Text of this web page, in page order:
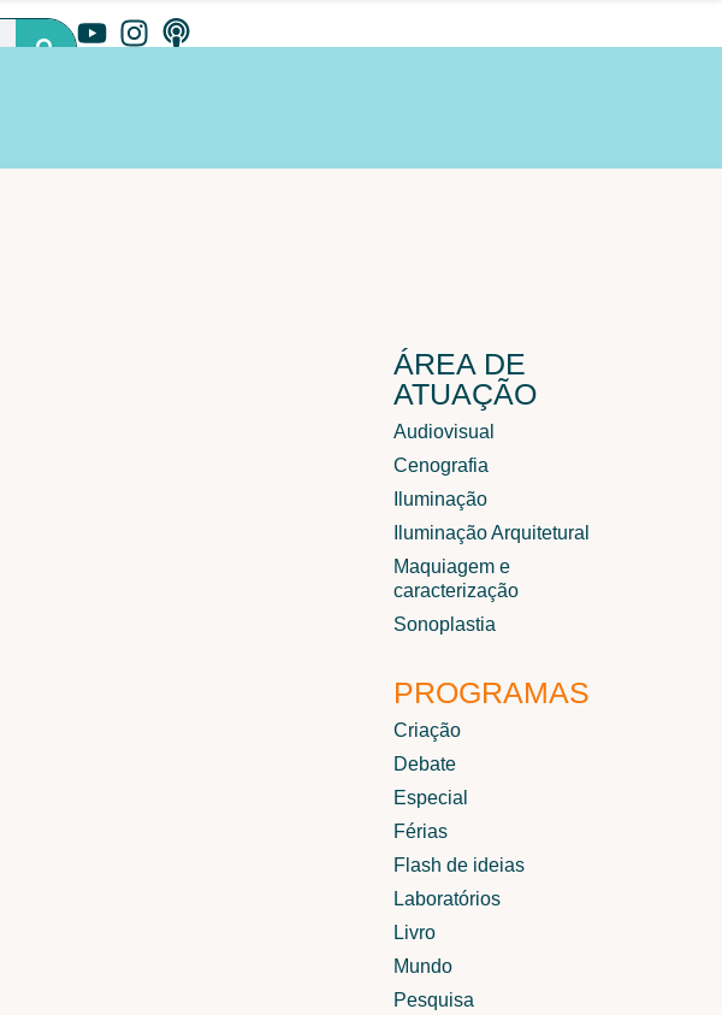
ÁREA DE
ATUAÇÃO
Audiovisual
Cenografia
Iluminação
Iluminação Arquitetural
Maquiagem e
caracterização
Sonoplastia
PROGRAMAS
Criação
Debate
Especial
Férias
Flash de ideias
Laboratórios
Livro
Mundo
Pesquisa